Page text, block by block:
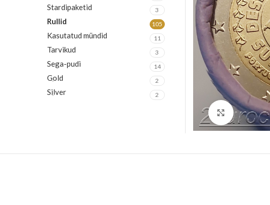
Suurenda
Stardipaketid 3
Rullid 105
Kasutatud mündid 11
Tarvikud 3
Sega-pudi 14
Gold 2
Silver 2